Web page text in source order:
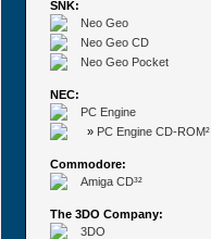
SNK:
Neo Geo
Neo Geo CD
Neo Geo Pocket
NEC:
PC Engine
» PC Engine CD-ROM²
Commodore:
Amiga CD³²
The 3DO Company:
3DO